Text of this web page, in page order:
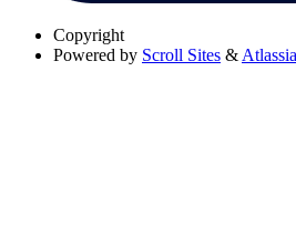
Copyright
Powered by Scroll Sites &